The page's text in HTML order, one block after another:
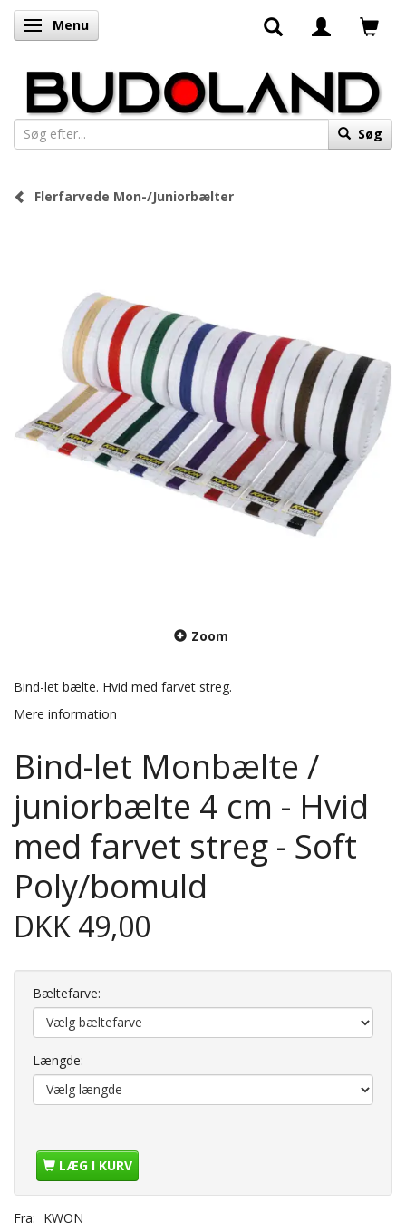
Skifte navigation
Menu
Søg
Flerfarvede Mon-/Juniorbælter
Zoom
Bind-let bælte. Hvid med farvet streg.
Mere information
Bind-let Monbælte /
juniorbælte 4 cm - Hvid
med farvet streg - Soft
Poly/bomuld
DKK 49,00
Bæltefarve:
Længde:
LÆG I KURV
Fra: KWON